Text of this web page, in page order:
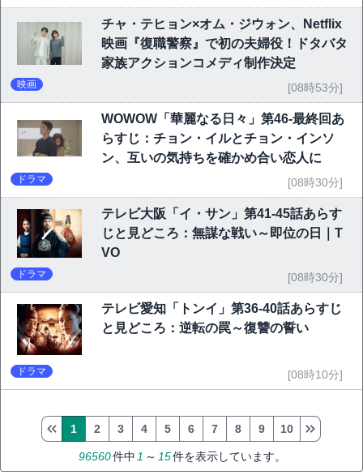
チャ・テヒョン×オム・ジウォン、Netflix
映画『復職警察』で初の夫婦役！ドタバタ
家族アクションコメディ制作決定
映画 [08時53分]
WOWOW「華麗なる日々」第46-最終回あ
らすじ：チョン・イルとチョン・インソ
ン、互いの気持ちを確かめ合い恋人に
ドラマ [08時30分]
テレビ大阪「イ・サン」第41-45話あらす
じと見どころ：無謀な戦い～即位の日｜T
VO
ドラマ [08時30分]
テレビ愛知「トンイ」第36-40話あらすじ
と見どころ：逆転の罠～復讐の誓い
ドラマ [08時10分]
96560件中1 ～ 15件を表示しています。
1 2 3 4 5 6 7 8 9 10